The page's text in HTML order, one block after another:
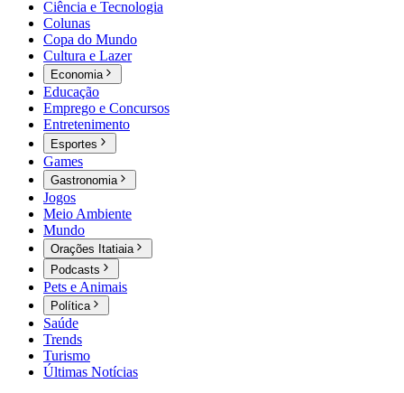
Ciência e Tecnologia
Colunas
Copa do Mundo
Cultura e Lazer
Economia
Educação
Emprego e Concursos
Entretenimento
Esportes
Games
Gastronomia
Jogos
Meio Ambiente
Mundo
Orações Itatiaia
Podcasts
Pets e Animais
Política
Saúde
Trends
Turismo
Últimas Notícias